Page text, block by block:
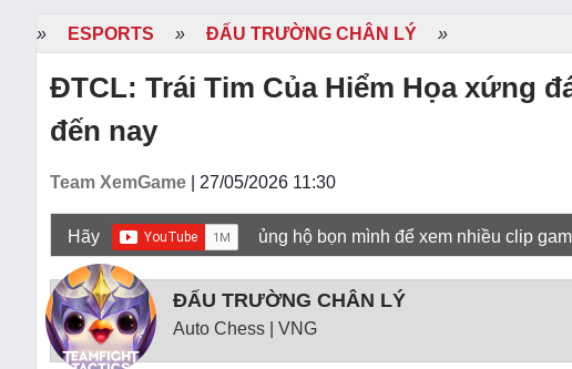
» ESPORTS » ĐẤU TRƯỜNG CHÂN LÝ »
ĐTCL: Trái Tim Của Hiểm Họa xứng
đến nay
Team XemGame | 27/05/2026 11:30
Hãy ủng hộ bọn mình để xem nhiều clip
ĐẤU TRƯỜNG CHÂN LÝ
Auto Chess | VNG